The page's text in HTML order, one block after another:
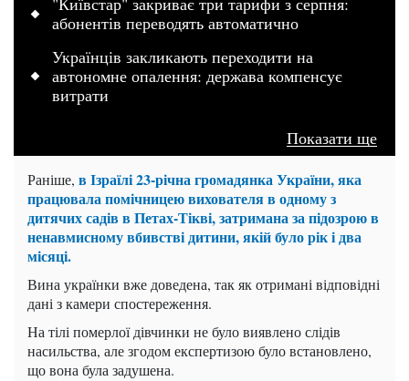
абонентів переводять автоматично
Українців закликають переходити на
автономне опалення: держава компенсує
витрати
Показати ще
Раніше, в Ізраїлі 23-річна громадянка України, яка
працювала помічницею вихователя в одному з
дитячих садів в Петах-Тікві, затримана за підозрою в
ненавмисномувбивстві дитини, якій було рік і два
місяці.
Вина українки вже доведена, так як отримані відповідні
дані з камери спостереження.
На тілі померлої дівчинки не було виявлено слідів
насильства, але згодом експертизою було встановлено,
що вона була задушена.